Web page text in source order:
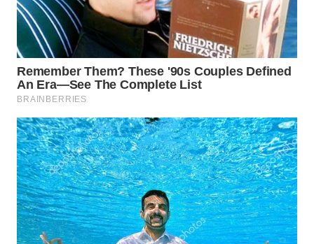
TANI
WAHANA
ADVOKAT
WAHANA
WAHANA
KONSUMEN
WAHANA
LISTRIK